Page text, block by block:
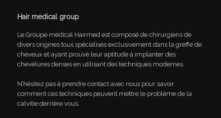
Hair medical group
Le Groupe médical Hairmed est composé de chirurgiens de
divers origines tous spécialisés exclusivement dans la greffe de
cheveux et ayant prouvé leur aptitude à implanter des
chevelures denses en utilisant des techniques modernes.
N’hésitez pas à prendre contact avec nous pour savoir
comment ces techniques peuvent mettre le problème de la
calvitie derrière vous.